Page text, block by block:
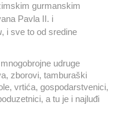
gurmanskim
Pavla II. i
, i sve to od sredine
udruge
zborovi, tamburaški
vrtića, gospodarstvenici,
a tu je i najluđi